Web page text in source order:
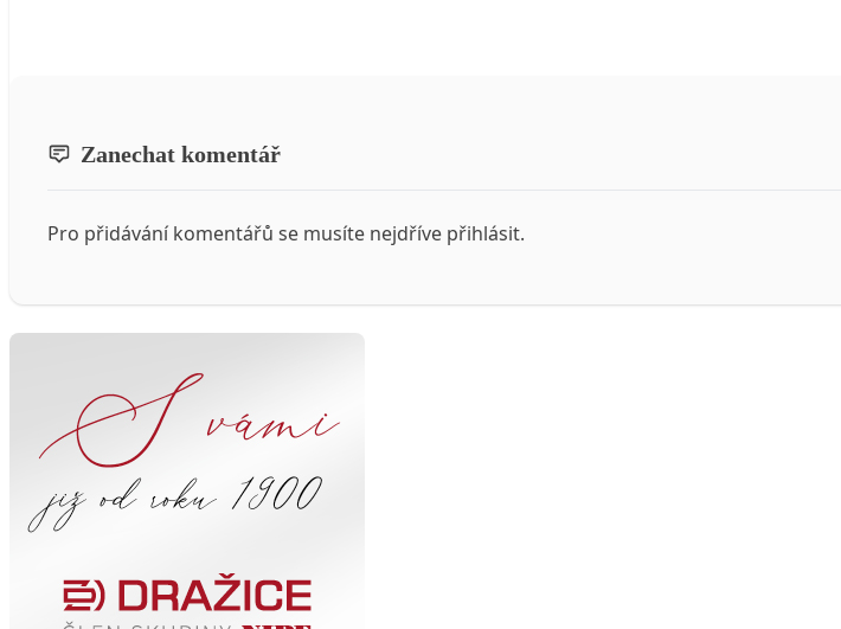
Zanechat komentář
Pro přidávání komentářů se musíte nejdříve přihlásit.